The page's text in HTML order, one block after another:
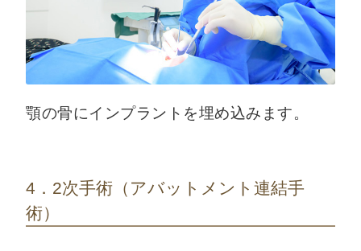
顎の骨にインプラントを埋め込みます。
4．2次手術（アバットメント連結手
術）